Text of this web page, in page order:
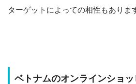
ターゲットによっての相性もありま
ベトナムのオンラインショッ